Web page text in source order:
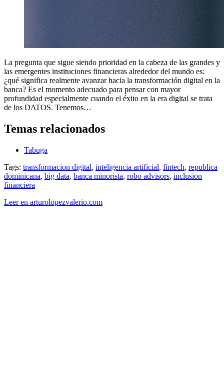
La pregunta que sigue siendo prioridad en la cabeza de las grandes y
las emergentes instituciones financieras alrededor del mundo es:
¿qué significa realmente avanzar hacia la transformación digital en la
banca? Es el momento adecuado para pensar con mayor
profundidad especialmente cuando el éxito en la era digital se trata
de los DATOS. Tenemos…
Temas relacionados
Tabuga
Tags: transformacion digital, inteligencia artificial, fintech, republica
dominicana, big data, banca minorista, robo advisors, inclusion
financiera
Leer en arturolopezvalerio.com